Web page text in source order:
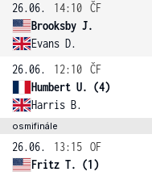
26.06.
14:10 ČF
Brooksby J.
Evans D.
26.06.
12:10 ČF
Humbert U. (4)
Harris B.
osmifinále
26.06. 13:15 OF
Fritz T. (1)